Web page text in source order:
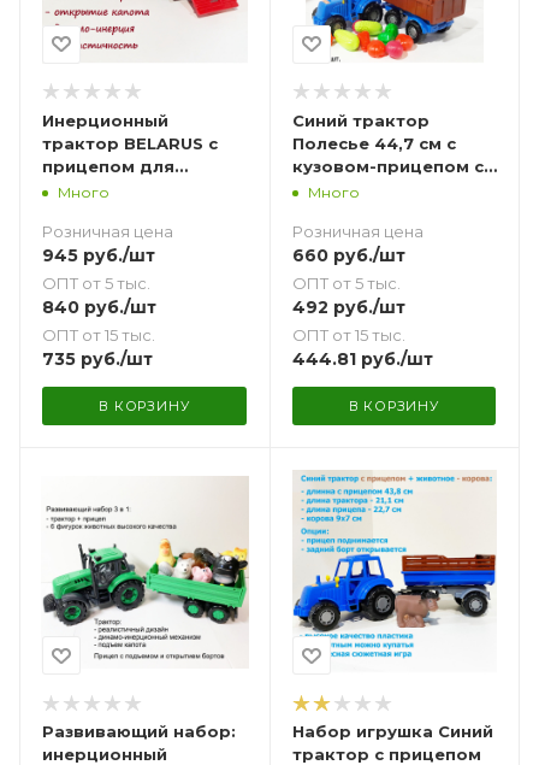
Инерционный
трактор BELARUS с
прицепом для
перевозки 37 см и
12 см
Много
Розничная цена
945 руб./шт
ОПТ от 5 тыс.
840 руб./шт
ОПТ от 15 тыс.
735 руб./шт
В КОРЗИНУ
Синий трактор
Полесье 44,7 см с
кузовом-прицепом с
10-ю мини овощами
игровой набор
"Везем урожай на
тракторе"
Много
Розничная цена
660руб./шт
ОПТ от 5 тыс.
492 руб./шт
ОПТ от 15 тыс.
444.81руб./шт
В КОРЗИНУ
Развивающий набор:
инерционный
Набор игрушка Синий
трактор с прицепом